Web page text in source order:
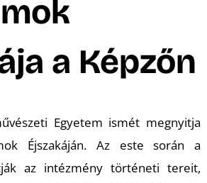
a Képzőn
Egyetem ismét megnyitja
Éjszakáján. Az este során a
az intézmény történeti tereit,